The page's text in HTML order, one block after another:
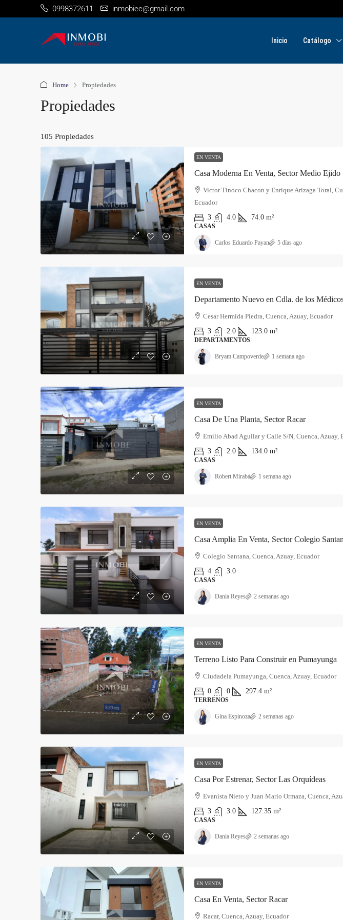
0998372611 inmobiec@gmail.com
Inicio Catálogo
Home Propiedades
Propiedades
105 Propiedades
EN VENTA
Casa Moderna En Venta, Sector Medio Ejido
Victor Tinoco Chacon y Enrique Arizaga Toral,
Ecuador
3
4.0 74.0 m²
CASAS
Carlos Eduardo Payan 5 días ago
EN VENTA
Departamento Nuevo en Cdla. de los
Cesar Hermida Piedra, Cuenca, Azuay, Ecuador
3
2.0 123.0 m²
DEPARTAMENTOS
Bryam Campoverde 1 semana ago
EN VENTA
Casa De Una Planta, Sector Racar
Emilio Abad Aguilar y Calle S/N, Cuenca, Azuay,
3
2.0 134.0 m²
CASAS
Robert Mirabá 1 semana ago
EN VENTA
Casa Amplia En Venta, Sector Colegio
Colegio Santana, Cuenca, Azuay, Ecuador
4
3.0
CASAS
Dania Reyes 2 semanas ago
EN VENTA
Terreno Listo Para Construir en Pumayunga
Ciudadela Pumayunga, Cuenca, Azuay, Ecuador
0
0 297.4 m²
TERRENOS
Gina Espinoza 2 semanas ago
EN VENTA
Casa Por Estrenar, Sector Las Orquídeas
Evanista Nieto y Juan Marío Ormaza, Cuenca,
3
3.0 127.35 m²
CASAS
Dania Reyes 2 semanas ago
EN VENTA
Casa En Venta, Sector Racar
Racar, Cuenca, Azuay, Ecuador